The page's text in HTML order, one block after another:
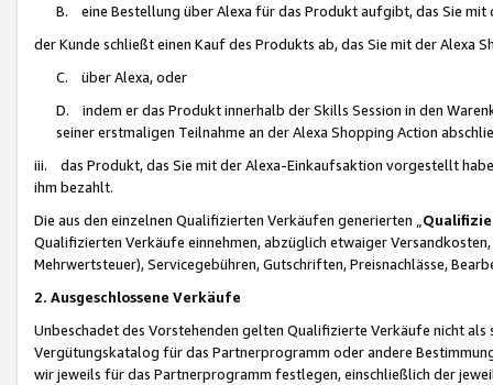
B. eine Bestellung über Alexa für das Produkt aufgibt, das Sie mit
der Kunde schließt einen Kauf des Produkts ab, das Sie mit der Alexa
C. über Alexa, oder
D. indem er das Produkt innerhalb der Skills Session in den
seiner erstmaligen Teilnahme an der Alexa Shopping Action
iii. das Produkt, das Sie mit der Alexa-Einkaufsaktion vorgestellt
ihm bezahlt.
Die aus den einzelnen Qualifizierten Verkäufen generierten „
Qualifizierten Verkäufe einnehmen, abzüglich etwaiger
Mehrwertsteuer), Servicegebühren, Gutschriften, Preisnachlässe,
2. Ausgeschlossene Verkäufe
Unbeschadet des Vorstehenden gelten Qualifizierte Verkäufe nicht
Vergütungskatalog für das Partnerprogramm oder andere
wir jeweils für das Partnerprogramm festlegen, einschließlich der